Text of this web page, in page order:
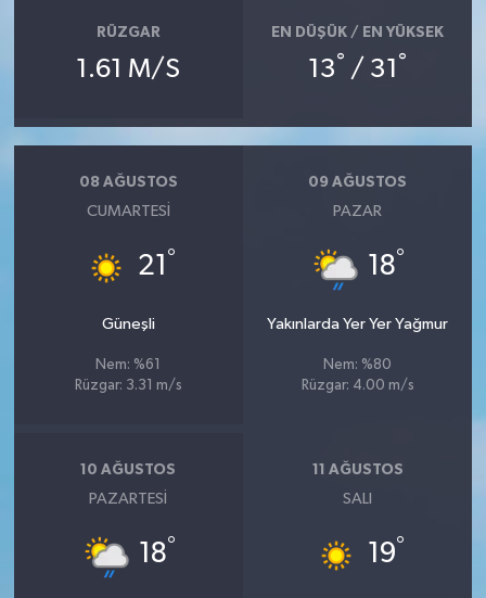
RÜZGAR
1.61 M/S
EN DÜŞÜK / EN YÜKSEK
13° / 31 °
08 AĞUSTOS
CUMARTESI
21 °
Güneşli
Nem: %61
Rüzgar: 3.31 m/s
09 AĞUSTOS
PAZAR
18°
Yakınlarda Yer Yer Yağmur
Nem: %80
Rüzgar: 4.00 m/s
10 AĞUSTOS
PAZARTESI
18°
11 AĞUSTOS
SALI
19°